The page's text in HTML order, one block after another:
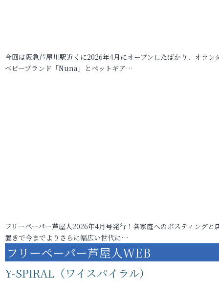
今回は阪急芦屋川駅近くに2026年4月にオープンしたばかり、オラン
ベビーブランド「Nuna」とペットギア…
フリーペーパー芦屋人2026年4月号発行！各家庭へのポスティングと
置きで今までよりさらに幅広い世代に…
フリーペーパー芦屋人WEB
Y-SPIRAL（ワイスパイラル）